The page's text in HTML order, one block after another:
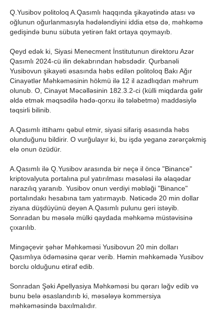
Q.Yusibov politoloq A.Qasımlı haqqında şikayətində atası və
oğlunun oğurlanmasıyla hədələndiyini iddia etsə də, məhkəmə
gedişində bunu sübuta yetirən fakt ortaya qoymayıb.
Qeyd edək ki, Siyasi Menecment İnstitutunun direktoru Azər
Qasımlı 2024-cü ilin dekabrından həbsdədir. Qurbanəli
Yusibovun şikayəti əsasında həbs edilən politoloq Bakı Ağır
Cinayətlər Məhkəməsinin hökmü ilə 12 il azadlıqdan məhrum
olunub. O, Cinayət Məcəlləsinin 182.3.2-ci (külli miqdarda gəlir
əldə etmək məqsədilə hədə-qorxu ilə tələbetmə) maddəsiylə
təqsirli bilinib.
A.Qasımlı ittihamı qəbul etmir, siyasi sifariş əsasında həbs
olunduğunu bildirir. O vurğulayır ki, bu işdə yeganə zərərçəkmiş
elə onun özüdür.
A.Qasımlı ilə Q.Yusibov arasında bir neçə il öncə "Binance"
kriptovalyuta portalına pul yatırılması məsələsi ilə əlaqədar
narazılıq yaranıb. Yusibov onun verdiyi məbləği "Binance"
portalındakı hesabına tam yatırmayıb. Nəticədə 20 min dollar
ziyana düşdüyünü deyən A.Qasımlı pulunu geri istəyib.
Sonradan bu məsələ mülki qaydada məhkəmə müstəvisinə
çıxarılıb.
Mingəçevir şəhər Məhkəməsi Yusibovun 20 min dolları
Qasımlıya ödəməsinə qərar verib. Həmin məhkəmədə Yusibov
borclu olduğunu etiraf edib.
Sonradan Şəki Apellyasiya Məhkəməsi bu qərarı ləğv edib və
bunu belə əsaslandırıb ki, məsələyə kommersiya
məhkəməsində baxılmalıdır.